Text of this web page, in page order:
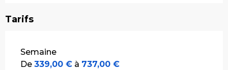
Tarifs
Tarifs 2026
Semaine
De 339,00 € à 737,00 €